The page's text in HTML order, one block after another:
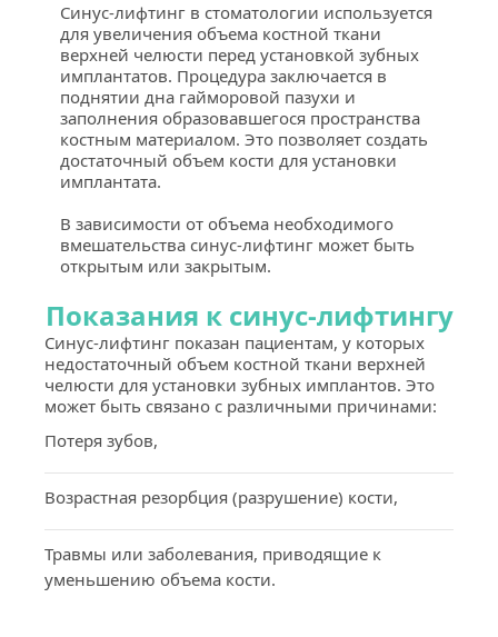
Синус-лифтинг в стоматологии используется
для увеличения объема костной ткани
верхней челюсти перед установкой зубных
имплантатов. Процедура заключается в
поднятии дна гайморовой пазухи и
заполнения образовавшегося пространства
костным материалом. Это позволяет создать
достаточный объем кости для установки
имплантата.
В зависимости от объема необходимого
вмешательства синус-лифтинг может быть
открытым или закрытым.
Показания к синус-лифтингу
Синус-лифтинг показан пациентам, у которых
недостаточный объем костной ткани верхней
челюсти для установки зубных имплантов. Это
может быть связано с различными причинами:
Потеря зубов,
Возрастная резорбция (разрушение) кости,
Травмы или заболевания, приводящие к
уменьшению объема кости.